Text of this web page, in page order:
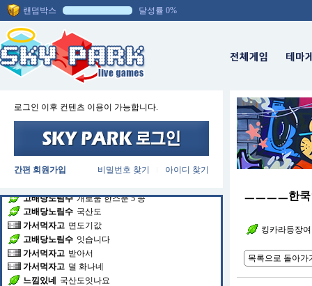
랜덤박스 달성률 0%
로그인 이후 컨텐츠 이용이 가능합니다.
간편 회원가입 아이디 찾기
비밀번호 찾기
채팅방에 입장하셨습니다.
닥터전자레인지
비싸네
고배당노림수
또소기엉아 ㅠㅠㅠㅠㅠㅠㅠㅠ
닥터전자레인지
으으으으
가서먹자고 근데
가서먹자고
덜 화나네
고배당노림수 국산도
가서먹자고 면도기값
고배당노림수 잇습니다
가서먹자고 받아서
가서먹자고 덜 화나네
느낌있네 국산도잇나요
가서먹자고 덜화나
ㅡㅡㅡㅡ한
킹카라등장여
목록으로 돌아가